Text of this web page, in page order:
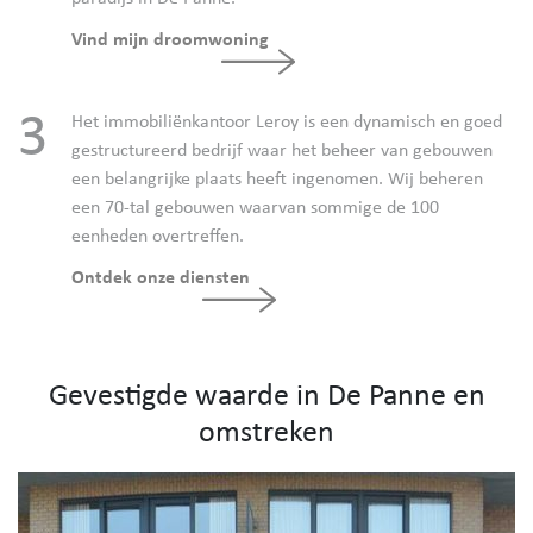
Vind mijn droomwoning
3
Het immobiliënkantoor Leroy is een dynamisch en goed
gestructureerd bedrijf waar het beheer van gebouwen
een belangrijke plaats heeft ingenomen. Wij beheren
een 70-tal gebouwen waarvan sommige de 100
eenheden overtreffen.
Ontdek onze diensten
Gevestigde waarde in De Panne en
omstreken